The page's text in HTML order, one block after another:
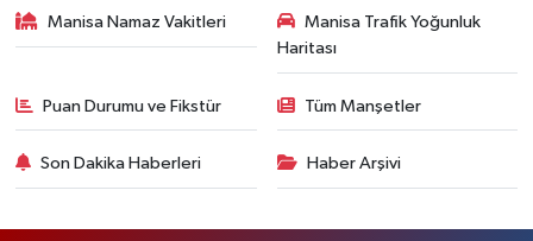
Manisa Namaz Vakitleri
Manisa Trafik Yoğunluk
Haritası
Puan Durumu ve Fikstür Tüm Manşetler
Son Dakika Haberleri Haber Arşivi